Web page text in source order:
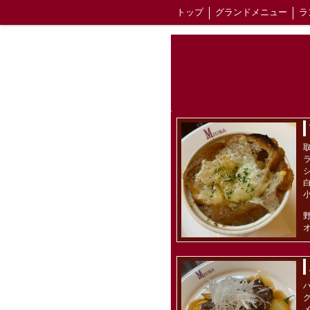
トップ グランドメニュー